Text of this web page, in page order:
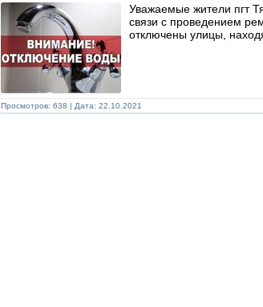
Уважаемые жители пгт
связи с проведением
отключены улицы,
Просмотров: 638 | Дата: 22.10.2021